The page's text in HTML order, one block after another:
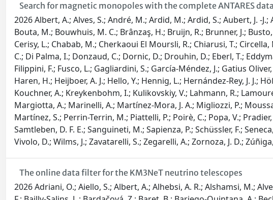
Search for magnetic monopoles with the complete ANTARES
2026 Albert, A.; Alves, S.; André, M.; Ardid, M.; Ardid, S.; Aubert, J. -
Bouta, M.; Bouwhuis, M. C.; Brânzaş, H.; Bruijn, R.; Brunner, J.;
Cerisy, L.; Chabab, M.; Cherkaoui El Moursli, R.; Chiarusi, T.;
C.; Di Palma, I.; Donzaud, C.; Dornic, D.; Drouhin, D.; Eberl, T.;
Filippini, F.; Fusco, L.; Gagliardini, S.; García-Méndez, J.; Gatius
Haren, H.; Heijboer, A. J.; Hello, Y.; Hennig, L.; Hernández-Rey, J. J.;
Kouchner, A.; Kreykenbohm, I.; Kulikovskiy, V.; Lahmann, R.;
Margiotta, A.; Marinelli, A.; Martínez-Mora, J. A.; Migliozzi, P.;
Martínez, S.; Perrin-Terrin, M.; Piattelli, P.; Poirè, C.; Popa, V.;
Samtleben, D. F. E.; Sanguineti, M.; Sapienza, P.; Schüssler, F.;
Vivolo, D.; Wilms, J.; Zavatarelli, S.; Zegarelli, A.; Zornoza, J. D.;
The online data filter for the KM3NeT neutrino telescopes
2026 Adriani, O.; Aiello, S.; Albert, A.; Alhebsi, A. R.; Alshamsi, M.;